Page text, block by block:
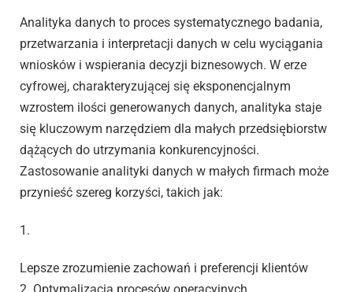
Analityka danych to proces systematycznego badania,
przetwarzania i interpretacji danych w celu wyciągania
wniosków i wspierania decyzji biznesowych. W erze
cyfrowej, charakteryzującej się eksponencjalnym
wzrostem ilości generowanych danych, analityka staje
się kluczowym narzędziem dla małych przedsiębiorstw
dążących do utrzymania konkurencyjności.
Zastosowanie analityki danych w małych firmach może
przynieść szereg korzyści, takich jak:
1.
Lepsze zrozumienie zachowań i preferencji klientów
2. Optymalizacja procesów operacyjnych